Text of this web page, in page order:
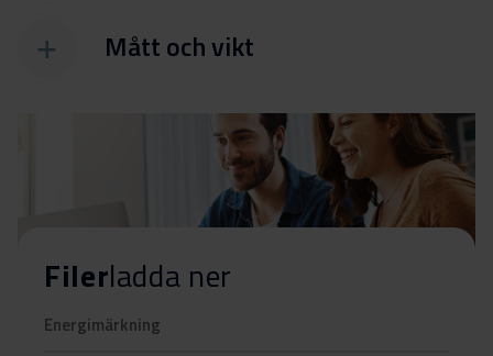
Mått och vikt
Filerladda ner
Energimärkning